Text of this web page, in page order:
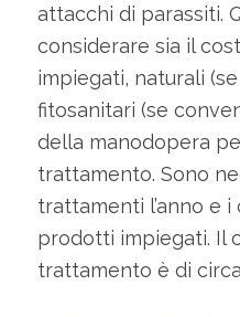
attacchi di parassiti.
considerare sia il
impiegati, naturali
fitosanitari (se
della manodopera
trattamento. Sono
trattamenti l’anno e
prodotti impiegati. Il
trattamento è di circa